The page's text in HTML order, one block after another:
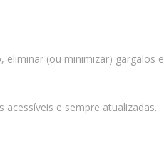
(ou minimizar) gargalos e
e sempre atualizadas.